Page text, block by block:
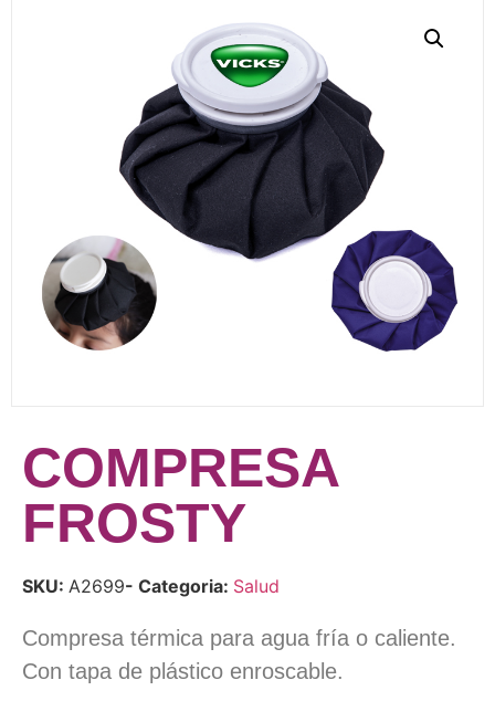
COMPRESA
FROSTY
SKU: A2699- Categoria: Salud
Compresa térmica para agua fría o caliente.
Con tapa de plástico enroscable.